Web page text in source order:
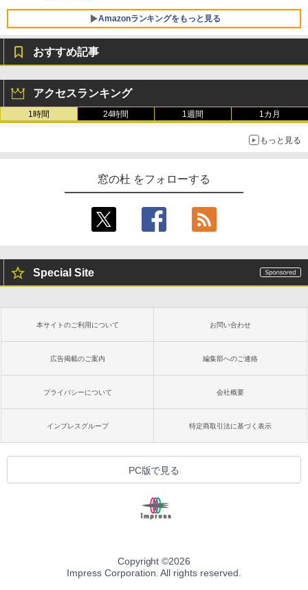
FMV ノートパソコン WE1-K3 (MS 365 P
ersonal/Copilotキー搭載/Win 11/15.6型/
Core i5/16GB/SSD 512GB/ホワイト) FM
VWK3E15W_AZ
￥139,880
Amazonランキングをもっと見る
ンチディスプレイ、色調調節ライト、12
週間持続バッテリー、広告なし、ブラッ
ク
Amazon Kindle - 目に優しい、かさばら
ない、大きな画面で読みやすい、6週間持
書籍リーダー、ブラック、16GB、広告な
Kindle Paperwhite シグニチャーエディ
るさ自動調整、色調調節ライト、12週間
持続バッテリー、広告なし、メタリック
Amazon Kindle Colorsoft | 16GBストレ
ージ、防水、7インチカラーディスプレ
イ、色調調節ライト、最大8週間持続バッ
テリー、広告無し、ブラック (2025年発
売)
￥31,980
New Amazon Kindle Scribe Colorsoft |
11インチカラーディスプレイ、64GBスト
き、グラファイト
￥115,980
おすすめ記事
アクセスランキング
1時間 24時間 1週間 1カ月
もっと見る
窓の杜 をフォローする
Special Site
本サイトのご利用について お問い合わせ
広告掲載のご案内 編集部へのご連絡
プライバシーについて 会社概要
インプレスグループ 特定商取引法に基づく表示
PC版で見る
Copyright ©2026
Impress Corporation. All rights reserved.